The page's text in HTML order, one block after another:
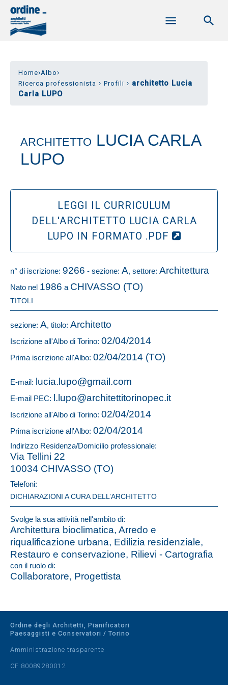
Home›Albo›
Ricerca professionista › Profili › architetto Lucia
Carla LUPO
ARCHITETTO LUCIA CARLA
LUPO
LEGGI IL CURRICULUM
DELL'ARCHITETTO LUCIA CARLA
LUPO IN FORMATO .PDF
n° di iscrizione: 9266 - sezione: A, settore: Architettura
Nato nel 1986 a CHIVASSO (TO)
TITOLI
sezione: A, titolo: Architetto
Iscrizione all'Albo di Torino: 02/04/2014
Prima iscrizione all'Albo: 02/04/2014 (TO)
E-mail: lucia.lupo@gmail.com
E-mail PEC: l.lupo@architettitorinopec.it
Iscrizione all'Albo di Torino: 02/04/2014
Prima iscrizione all'Albo: 02/04/2014
Indirizzo Residenza/Domicilio professionale:
Via Tellini 22
10034 CHIVASSO (TO)
Telefoni:
DICHIARAZIONI A CURA DELL’ARCHITETTO
Svolge la sua attività nell'ambito di:
Architettura bioclimatica, Arredo e
riqualificazione urbana, Edilizia residenziale,
Restauro e conservazione, Rilievi - Cartografia
con il ruolo di:
Collaboratore, Progettista
Ordine degli Architetti, Pianificatori
Paesaggisti e Conservatori / Torino
Amministrazione trasparente
CF 80089280012